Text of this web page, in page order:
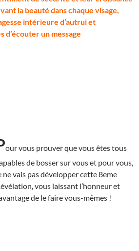
la beauté dans chaque visage,
intérieure d’autrui et
d’écouter un message
our vous prouver que vous êtes tous
de bosser sur vous et pour vous,
ne vais pas développer cette 8eme
vous laissant l’honneur et
de le faire vous-mêmes !